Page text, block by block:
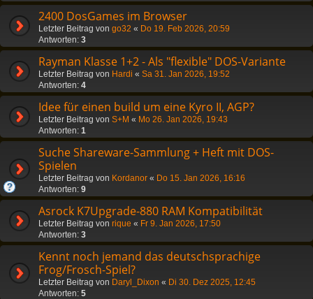
2400 DosGames im Browser
Letzter Beitrag von go32 « Do 19. Feb 2026, 20:59
Antworten: 3
Rayman Klasse 1+2 - Als "flexible" DOS-Variante
Letzter Beitrag von Hardi « Sa 31. Jan 2026, 19:52
Antworten: 4
Idee für einen build um eine Kyro II, AGP?
Letzter Beitrag von S+M « Mo 26. Jan 2026, 19:43
Antworten: 1
Suche Shareware-Sammlung + Heft mit DOS-
Spielen
Letzter Beitrag von Kordanor « Do 15. Jan 2026, 16:16
Antworten: 9
Asrock K7Upgrade-880 RAM Kompatibilität
Letzter Beitrag von rique « Fr 9. Jan 2026, 17:50
Antworten: 3
Kennt noch jemand das deutschsprachige
Frog/Frosch-Spiel?
Letzter Beitrag von Daryl_Dixon « Di 30. Dez 2025, 12:45
Antworten: 5